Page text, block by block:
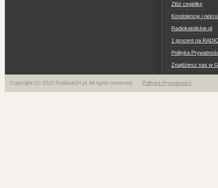
Złóż cegiełkę
Kondolencje i
Radiokatolickie.pl
1 procent na
Polityka
Znajdziesz nas w
Copyright (c) 2010 Podlasie24.pl. All rights reserved Polityka Prywatności